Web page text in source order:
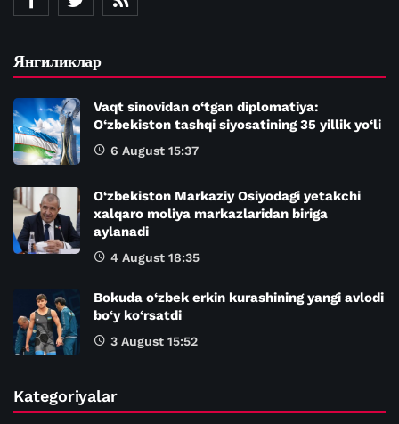
Янгиликлар
Vaqt sinovidan o‘tgan diplomatiya:
O‘zbekiston tashqi siyosatining 35 yillik yo‘li
6 August 15:37
O‘zbekiston Markaziy Osiyodagi yetakchi
xalqaro moliya markazlaridan biriga
aylanadi
4 August 18:35
Bokuda o‘zbek erkin kurashining yangi avlodi
bo‘y ko‘rsatdi
3 August 15:52
Kategoriyalar